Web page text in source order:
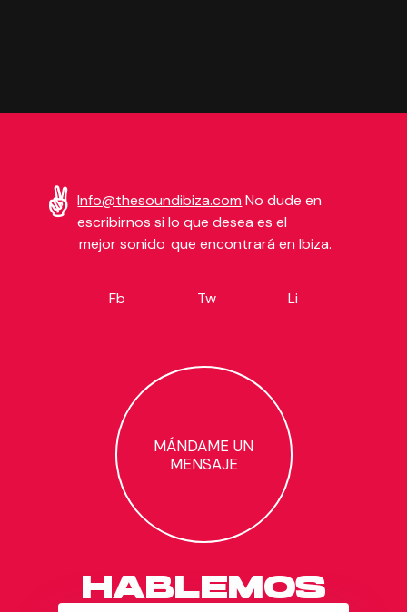
HABLEMOS
MÁNDAME UN
MENSAJE
Fb Tw Li
✌️ Info@thesoundibiza.com No dude en
escribirnos si lo que desea es el
mejor sonido que encontrará en Ibiza.